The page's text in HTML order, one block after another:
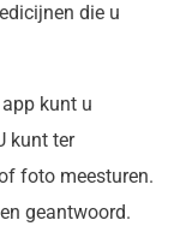
die u
kunt u
kunt ter
foto meesturen.
geantwoord.